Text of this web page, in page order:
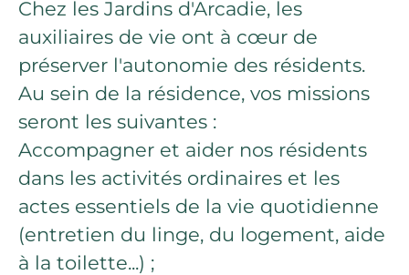
Chez les Jardins d'Arcadie, les
auxiliaires de vie ont à cœur de
préserver l'autonomie des résidents.
Au sein de la résidence, vos missions
seront les suivantes :
Accompagner et aider nos résidents
dans les activités ordinaires et les
actes essentiels de la vie quotidienne
(entretien du linge, du logement, aide
à la toilette...) ;